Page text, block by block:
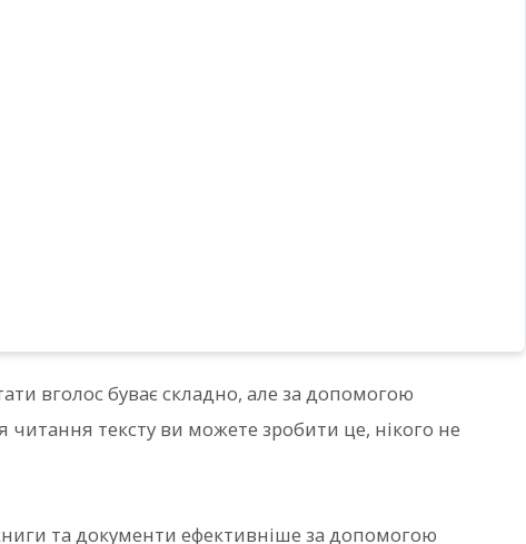
вголос буває складно, але за допомогою
тексту ви можете зробити це, нікого не
та документи ефективніше за допомогою